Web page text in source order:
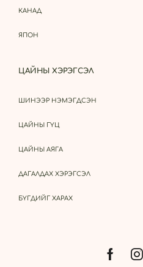
КАНАД
ЯПОН
ЦАЙНЫ ХЭРЭГСЭЛ
ШИНЭЭР НЭМЭГДСЭН
ЦАЙНЫ ГҮЦ
ЦАЙНЫ АЯГА
ДАГАЛДАХ ХЭРЭГСЭЛ
БҮГДИЙГ ХАРАХ